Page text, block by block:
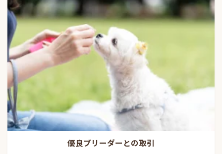
優良ブリーダーとの取引